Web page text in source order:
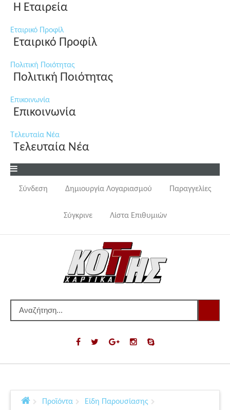
Η Εταιρεία
Εταιρικό Προφίλ
Εταιρικό Προφίλ
Πολιτική Ποιότητας
Πολιτική Ποιότητας
Επικοινωνία
Επικοινωνία
Τελευταία Νέα
Τελευταία Νέα
Σύνδεση Δημιουργία Λογαριασμού Παραγγελίες
Σύγκρινε Λίστα Επιθυμιών
Προϊόντα Είδη Παρουσίασης